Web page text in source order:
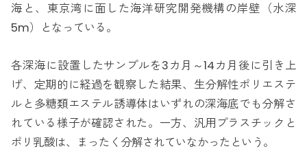
海と、東京湾に面した海洋研究開発機構の岸壁（水深
5m）となっている。
各深海に設置したサンプルを3カ月～14カ月後に引き上
げ、定期的に経過を観察した結果、生分解性ポリエステ
ルと多糖類エステル誘導体はいずれの深海底でも分解さ
れている様子が確認された。一方、汎用プラスチックと
ポリ乳酸は、まったく分解されていなかったという。